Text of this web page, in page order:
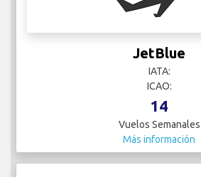
JetBlue
IATA:
ICAO:
14
Vuelos Semanales
Más información